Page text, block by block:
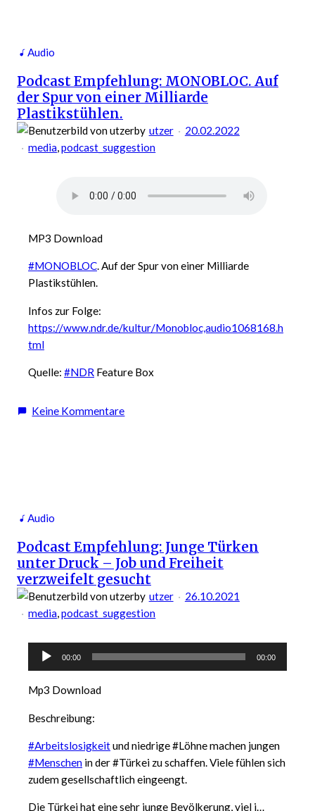
Rechte
in
USA
ticken
Audio
Podcast Empfehlung: MONOBLOC. Auf
der Spur von einer Milliarde
Plastikstühlen.
by utzer
20.02.2022
media , podcast_suggestion
MP3 Download
#MONOBLOC. Auf der Spur von einer Milliarde
Plastikstühlen.
Infos zur Folge:
https://www.ndr.de/kultur/Monobloc,audio1068168.h
tml
Quelle: #NDR Feature Box
Keine Kommentarezu
einer
Milliarde
Plastikstühlen.
Audio
Podcast Empfehlung: Junge Türken
unter Druck – Job und Freiheit
verzweifelt gesucht
by utzer
26.10.2021
media, podcast_suggestion
Audio-
00:00 00:00
Mp3 Download
Beschreibung:
#Arbeitslosigkeitund niedrige #Löhne machen jungen
#Menschen in der #Türkei zu schaffen. Viele fühlen sich
zudem gesellschaftlich eingeengt.
Die Türkei hat eine sehr junge Bevölkerung, viel j…